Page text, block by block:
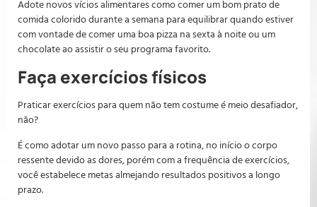
Adote novos vícios alimentares como comer um bom prato de
comida colorido durante a semana para equilibrar quando estiver
com vontade de comer uma boa pizza na sexta à noite ou um
chocolate ao assistir o seu programa favorito.
Faça exercícios físicos
Praticar exercícios para quem não tem costume é meio desafiador,
não?
É como adotar um novo passo para a rotina, no início o corpo
ressente devido as dores, porém com a frequência de exercícios,
você estabelece metas almejando resultados positivos a longo
prazo.